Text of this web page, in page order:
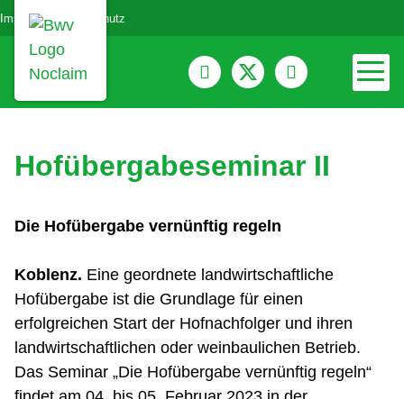
Impressum Datenschutz
Hofübergabeseminar II
Die Hofübergabe vernünftig regeln
Koblenz. Eine geordnete landwirtschaftliche
Hofübergabe ist die Grundlage für einen
erfolgreichen Start der Hofnachfolger und ihren
landwirtschaftlichen oder weinbaulichen Betrieb.
Das Seminar „Die Hofübergabe vernünftig regeln“